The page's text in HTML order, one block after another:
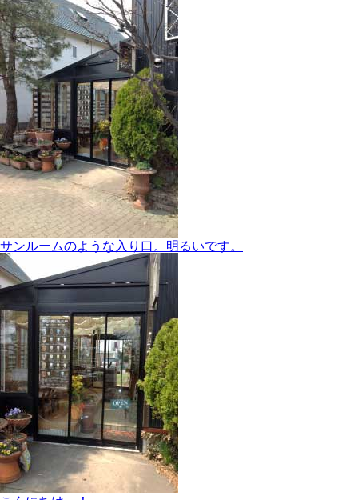
サンルームのような入り口。明るいです。